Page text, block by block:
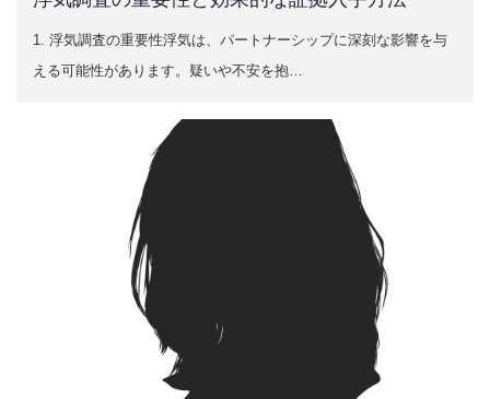
1. 浮気調査の重要性浮気は、パートナーシップに深刻な影響を与
える可能性があります。疑いや不安を抱…